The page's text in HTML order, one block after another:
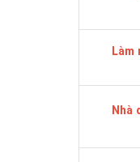
Làm
Nhà